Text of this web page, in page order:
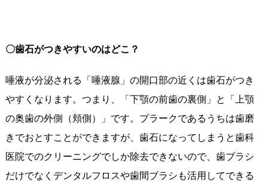
〇歯石がつきやすいのはどこ？
唾液が分泌される「唾液腺」の開口部の近くは歯石がつき
やすくなります。つまり、「下顎の前歯の裏側」と「上顎
の奥歯の外側（頬側）」です。プラークであるうちは歯磨
きでおとすことができますが、歯石になってしまうと歯科
医院でのクリーニングでしか除去できないので、歯ブラシ
だけでなくデンタルフロスや歯間ブラシも活用してできる